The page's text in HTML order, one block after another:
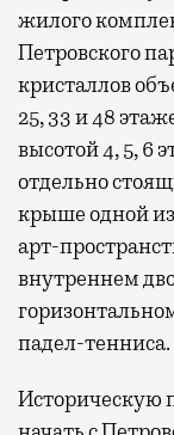
жилого
Петровского
кристаллов
25, 33 и 48
высотой 4, 5, 6
отдельно
крыше одной
арт-
внутреннем
падел-тенниса.
Историческую